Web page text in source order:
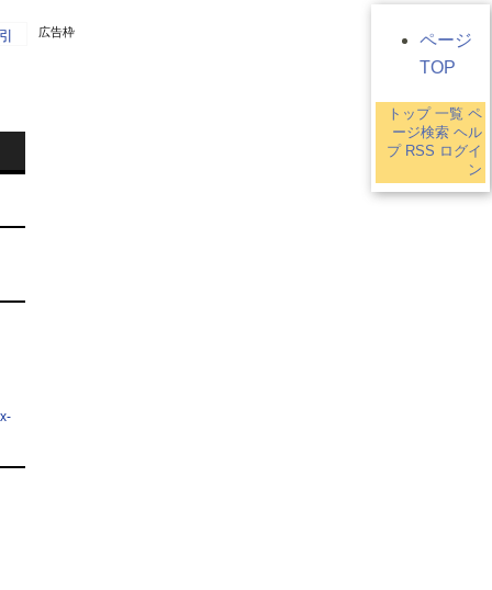
広告枠
ページ
TOP
トップ 一覧 ペ
ージ検索 ヘル
プ RSS ログイ
ン